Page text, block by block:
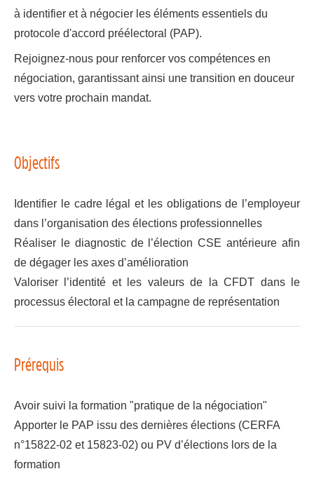
à identifier et à négocier les éléments essentiels du
protocole d'accord préélectoral (PAP).
Rejoignez-nous pour renforcer vos compétences en
négociation, garantissant ainsi une transition en douceur
vers votre prochain mandat.
Objectifs
Identifier le cadre légal et les obligations de l’employeur
dans l’organisation des élections professionnelles
Réaliser le diagnostic de l’élection CSE antérieure afin
de dégager les axes d’amélioration
Valoriser l’identité et les valeurs de la CFDT dans le
processus électoral et la campagne de représentation
Prérequis
Avoir suivi la formation "pratique de la négociation"
Apporter le PAP issu des dernières élections (CERFA
n°15822-02 et 15823-02) ou PV d’élections lors de la
formation